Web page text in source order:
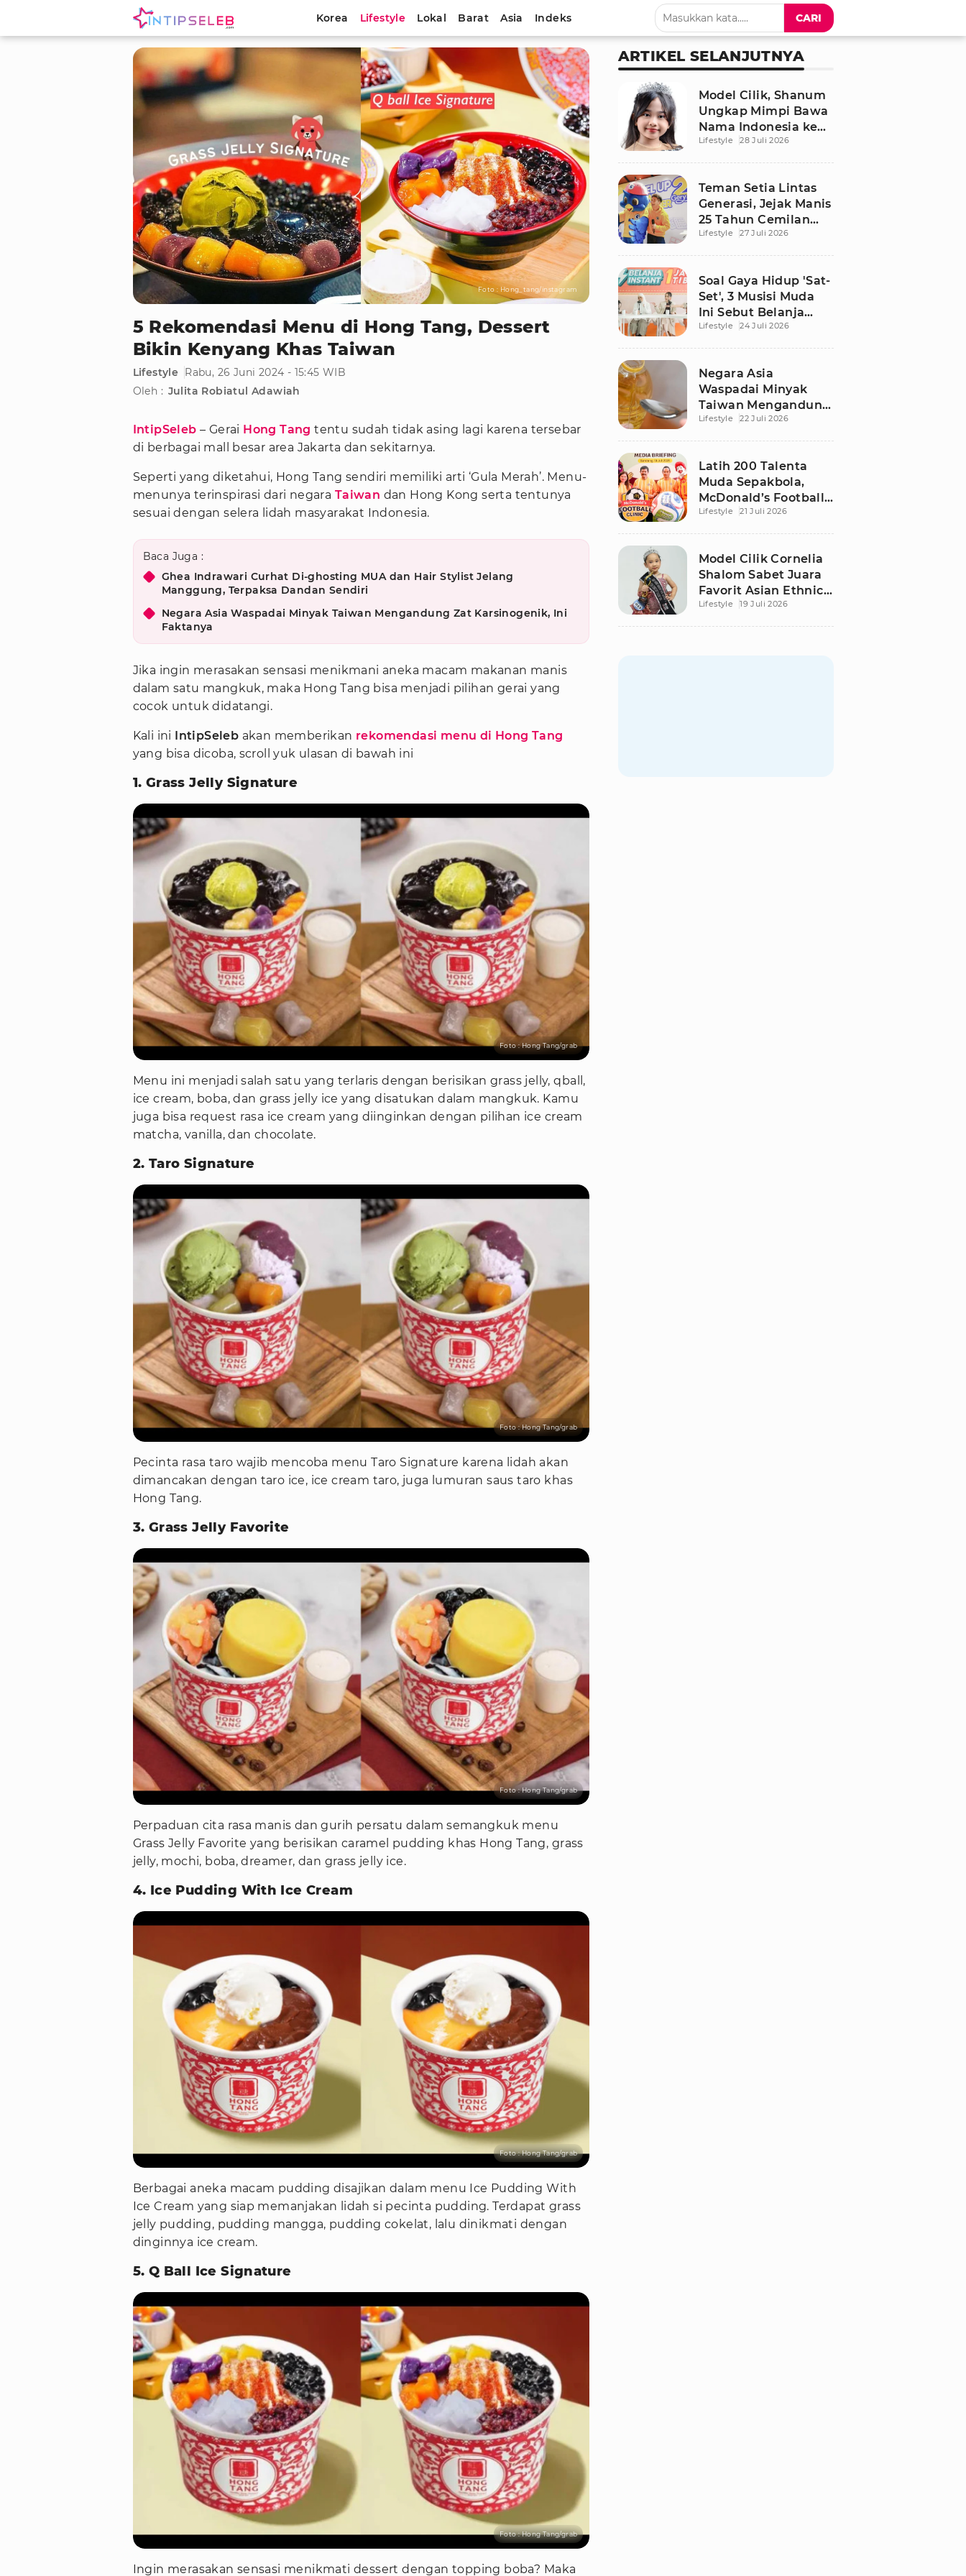
Korea Lifestyle Lokal Barat Asia Indeks CARI
Foto : Hong_tang/instagram
5 Rekomendasi Menu di Hong Tang, Dessert
Bikin Kenyang Khas Taiwan
Lifestyle
Rabu, 26 Juni 2024 - 15:45 WIB
Oleh : Julita Robiatul Adawiah
IntipSeleb – Gerai Hong Tang tentu sudah tidak asing lagi karena tersebar
di berbagai mall besar area Jakarta dan sekitarnya.
Seperti yang diketahui, Hong Tang sendiri memiliki arti ‘Gula Merah’. Menu-
menunya terinspirasi dari negara Taiwan dan Hong Kong serta tentunya
sesuai dengan selera lidah masyarakat Indonesia.
Baca Juga :
Ghea Indrawari Curhat Di-ghosting MUA dan Hair Stylist Jelang
Manggung, Terpaksa Dandan Sendiri
Negara Asia Waspadai Minyak Taiwan Mengandung Zat Karsinogenik, Ini
Faktanya
Jika ingin merasakan sensasi menikmani aneka macam makanan manis
dalam satu mangkuk, maka Hong Tang bisa menjadi pilihan gerai yang
cocok untuk didatangi.
Kali ini IntipSeleb akan memberikan rekomendasi menu di Hong Tang
yang bisa dicoba, scroll yuk ulasan di bawah ini
1. Grass Jelly Signature
Foto : Hong Tang/grab
Menu ini menjadi salah satu yang terlaris dengan berisikan grass jelly, qball,
ice cream, boba, dan grass jelly ice yang disatukan dalam mangkuk. Kamu
juga bisa request rasa ice cream yang diinginkan dengan pilihan ice cream
matcha, vanilla, dan chocolate.
2. Taro Signature
Foto : Hong Tang/grab
Pecinta rasa taro wajib mencoba menu Taro Signature karena lidah akan
dimancakan dengan taro ice, ice cream taro, juga lumuran saus taro khas
Hong Tang.
3. Grass Jelly Favorite
Foto : Hong Tang/grab
Perpaduan cita rasa manis dan gurih persatu dalam semangkuk menu
Grass Jelly Favorite yang berisikan caramel pudding khas Hong Tang, grass
jelly, mochi, boba, dreamer, dan grass jelly ice.
4. Ice Pudding With Ice Cream
Foto : Hong Tang/grab
Berbagai aneka macam pudding disajikan dalam menu Ice Pudding With
Ice Cream yang siap memanjakan lidah si pecinta pudding. Terdapat grass
jelly pudding, pudding mangga, pudding cokelat, lalu dinikmati dengan
dinginnya ice cream.
5. Q Ball Ice Signature
Foto : Hong Tang/grab
Ingin merasakan sensasi menikmati dessert dengan topping boba? Maka
ARTIKEL SELANJUTNYA
Model Cilik, Shanum
Ungkap Mimpi Bawa
Nama Indonesia ke
Panggung Dunia
Lifestyle 28 Juli 2026
Teman Setia Lintas
Generasi, Jejak Manis
25 Tahun Cemilan
Gery yang Legendaris
Lifestyle 27 Juli 2026
Soal Gaya Hidup 'Sat-
Set', 3 Musisi Muda
Ini Sebut Belanja
Instant 1 Jam Tiba
Lifestyle 24 Juli 2026
Negara Asia
Waspadai Minyak
Taiwan Mengandung
Zat Karsinogenik, Ini
Lifestyle 22 Juli 2026
Latih 200 Talenta
Muda Sepakbola,
McDonald’s Football
Clinic Gandeng
Lifestyle 21 Juli 2026
Model Cilik Cornelia
Shalom Sabet Juara
Favorit Asian Ethnic
Got Talent di Usia 4
Lifestyle 19 Juli 2026